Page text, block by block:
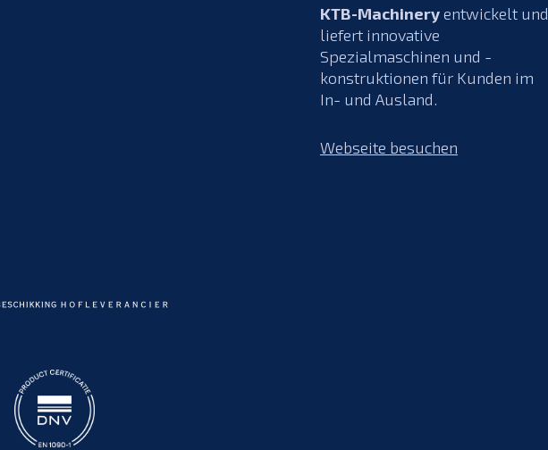
KTB-Machineryentwickelt und
liefert innovative
Spezialmaschinen und -
konstruktionen für Kunden im
In- und Ausland.
Webseite besuchen